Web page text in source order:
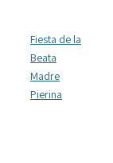
Fiesta de la
Beata
Madre
Pierina